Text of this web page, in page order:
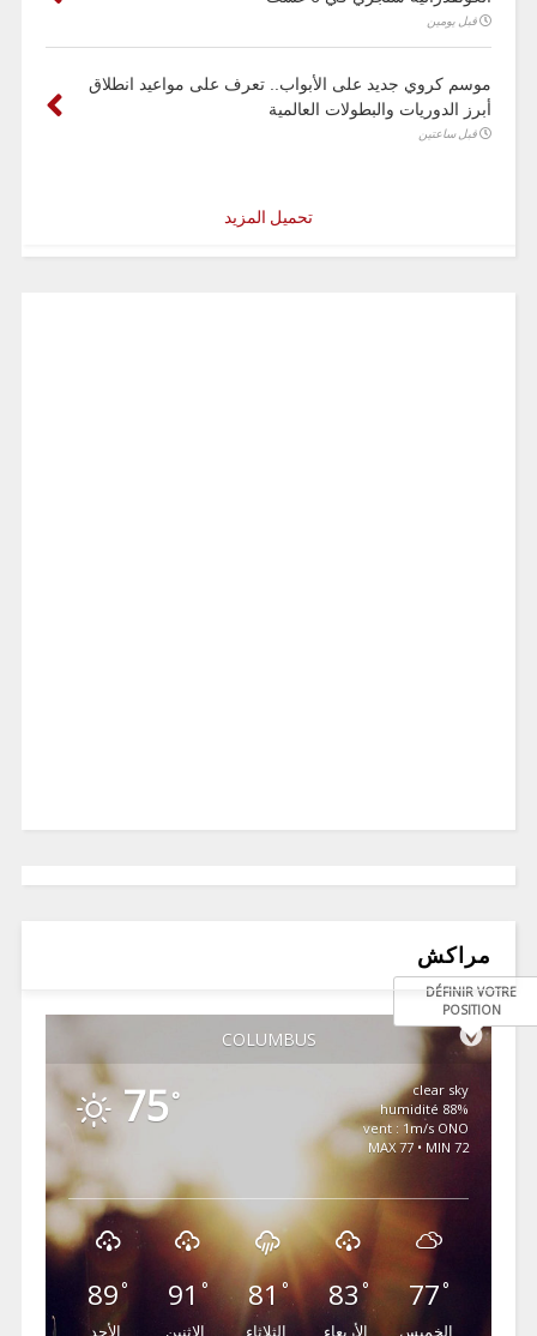
قبل يومين
موسم كروي جديد على الأبواب.. تعرف على مواعيد انطلاق
أبرز الدوريات والبطولات العالمية
قبل ساعتين
تحميل المزيد
مراكش
COLUMBUS
DÉFINIR VOTRE
POSITION
75 °
clear sky
88% humidité
vent : 1m/s ONO
MAX 77 • MIN 72
89° 91° 81° 83 ° 77°